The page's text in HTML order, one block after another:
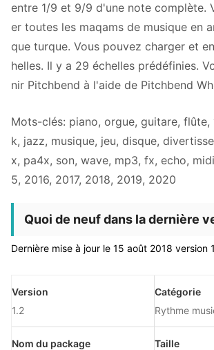
entre 1/9 et 9/9 d'une note complète.
er toutes les maqams de musique en
que turque. Vous pouvez charger et
helles. Il y a 29 échelles prédéfinies.
nir Pitchbend à l'aide de Pitchbend
Mots-clés: piano, orgue, guitare,
k, jazz, musique, jeu, disque,
x, pa4x, son, wave, mp3, fx, echo,
5, 2016, 2017, 2018, 2019, 2020
Quoi de neuf dans la dernière
Dernière mise à jour le 15 août 2018 version
Version
1.2
Catégorie
Rythme
Nom du package Taille